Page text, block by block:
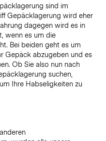
sind im
Gepäcklagerung wird eher
dagegen wird es in
wenn es um die
Bei beiden geht es um
Gepäck abzugeben und es
Ob Sie also nun nach
suchen,
Ihre Habseligkeiten zu